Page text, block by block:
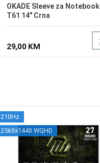
OKADE Sleeve za Notebook
T61 14" Crna
29,00 KM
210Hz
2560x1440 WQHD